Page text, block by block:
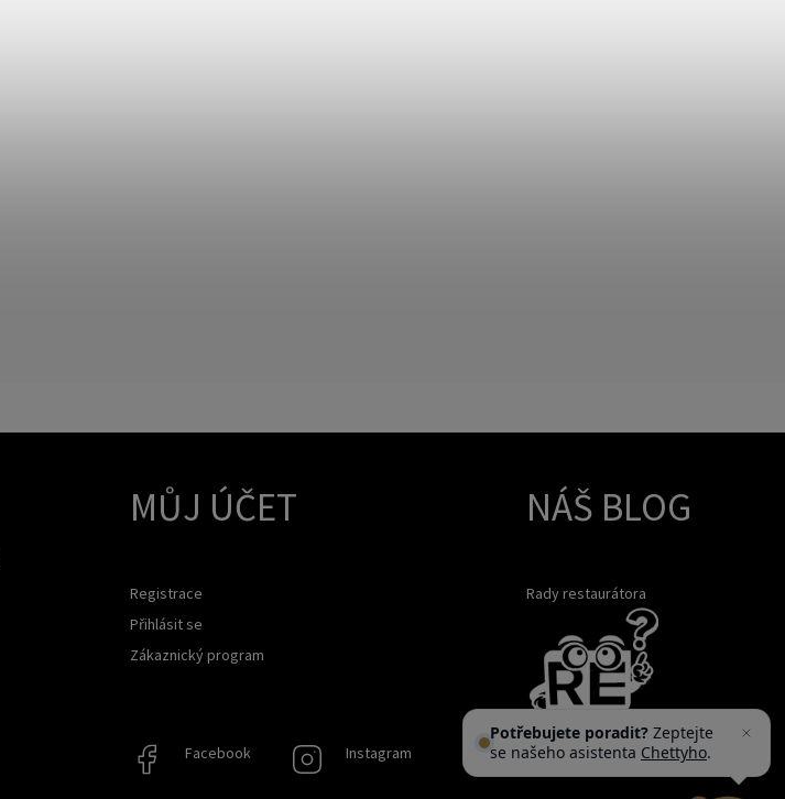
MŮJ ÚČET
Registrace
Přihlásit se
Zákaznický program
Facebook
Facebook Instagram
Instagram
NÁŠ BLOG
Rady restaurátora
Potřebujete poradit? Zeptejte
se našeho asistenta Chettyho.